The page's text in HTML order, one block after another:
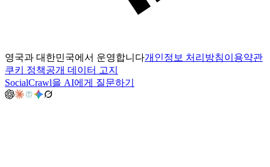
영국과 대한민국에서 운영합니다개인정보 처리방침이용약관
쿠키 정책공개 데이터 고지
SocialCrawl을 AI에게 질문하기